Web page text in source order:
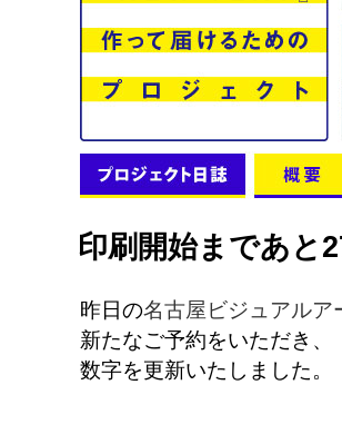
印刷開始まであと
昨日の名古屋ビジュアルア
新たなご予約をいただき、
数字を更新いたしました。